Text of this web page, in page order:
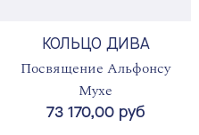
КОЛЬЦО ДИВА
Посвящение Альфонсу
Мухе
73 170,00 руб